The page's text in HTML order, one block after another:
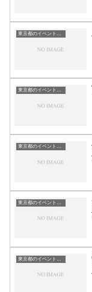
東京都のイベント会場一覧
東京都のイベント会場一覧
東京都のイベント会場一覧
東京都のイベント会場一覧